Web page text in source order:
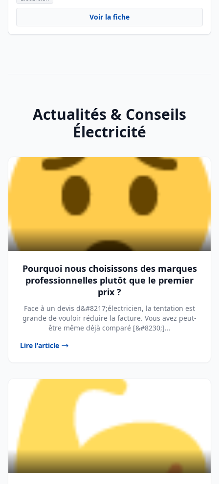
Voir la fiche
Actualités & Conseils
Électricité
Pourquoi nous choisissons des marques
professionnelles plutôt que le premier
prix ?
Face à un devis d&#8217;électricien, la tentation est
grande de vouloir réduire la facture. Vous avez peut-
être même déjà comparé [&#8230;]...
Lire l'article